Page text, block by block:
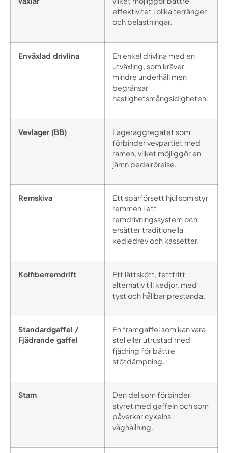
effektivitet i olika terränger
och belastningar.
Enväxlad drivlina
En enkel drivlina med en
utväxling, som kräver
mindre underhåll men
begränsar
hastighetsmångsidigheten.
Vevlager (BB)
Lageraggregatet som
förbinder vevpartiet med
ramen, vilket möjliggör en
jämn pedalrörelse.
Remskiva
Ett spårförsett hjul som styr
remmen i ett
remdrivningssystem och
ersätter traditionella
kedjedrev och kassetter.
Kolfiberremdrift
Ett lättskött, fettfritt
alternativ till kedjor, med
tyst och hållbar prestanda.
Standardgaffel /
Fjädrande gaffel
En framgaffel som kan vara
stel eller utrustad med
fjädring för bättre
stötdämpning.
Stam
Den del som förbinder
styret med gaffeln och som
påverkar cykelns
väghållning.